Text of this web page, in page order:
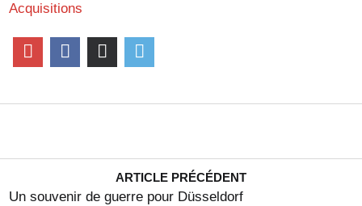
Acquisitions
ARTICLE PRÉCÉDENT
Un souvenir de guerre pour Düsseldorf